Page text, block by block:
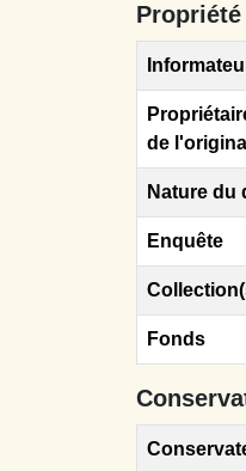
de l'original
Nature du
Enquête
Fonds